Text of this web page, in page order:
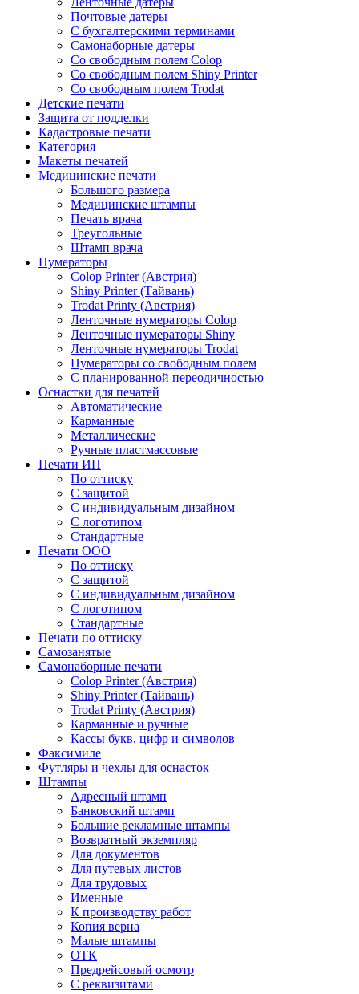
Почтовые датеры
С бухгалтерскими терминами
Самонаборные датеры
Со свободным полем Colop
Со свободным полем Shiny Printer
Со свободным полем Trodat
Детские печати
Защита от подделки
Кадастровые печати
Категория
Макеты печатей
Медицинские печати
Большого размера
Медицинские штампы
Печать врача
Треугольные
Штамп врача
Нумераторы
Colop Printer (Австрия)
Shiny Printer (Тайвань)
Trodat Printy (Австрия)
Ленточные нумераторы Colop
Ленточные нумераторы Shiny
Ленточные нумераторы Trodat
Нумераторы со свободным полем
С планированной переодичностью
Оснастки для печатей
Автоматические
Карманные
Металлические
Ручные пластмассовые
Печати ИП
По оттиску
С защитой
С индивидуальным дизайном
С логотипом
Стандартные
Печати ООО
По оттиску
С защитой
С индивидуальным дизайном
С логотипом
Стандартные
Печати по оттиску
Самозанятые
Самонаборные печати
Colop Printer (Австрия)
Shiny Printer (Тайвань)
Trodat Printy (Австрия)
Карманные и ручные
Кассы букв, цифр и символов
Факсимиле
Футляры и чехлы для оснасток
Штампы
Адресный штамп
Банковский штамп
Большие рекламные штампы
Возвратный экземпляр
Для документов
Для путевых листов
Для трудовых
Именные
К производству работ
Копия верна
Малые штампы
ОТК
Предрейсовый осмотр
С реквизитами